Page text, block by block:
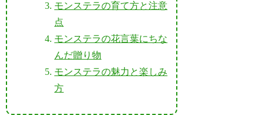
モンステラの育て方と注意
点
モンステラの花言葉にちな
んだ贈り物
モンステラの魅力と楽しみ
方